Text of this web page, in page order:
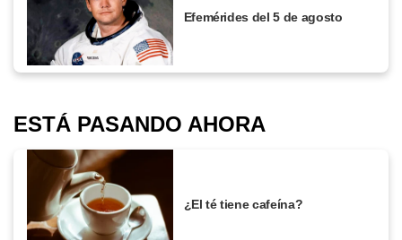
Efemérides del 5 de agosto
ESTÁ PASANDO AHORA
¿El té tiene cafeína?